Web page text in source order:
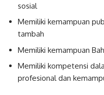
sosial
Memiliki kemampuan
tambah
Memiliki kemampuan
Memiliki kompetensi
profesional dan